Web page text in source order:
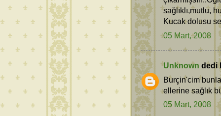
sağlıklı,mutlu,
Kucak dolusu
05 Mart, 2008
Unknown dedi
Burçin'cim
ellerine sağlık
05 Mart, 2008